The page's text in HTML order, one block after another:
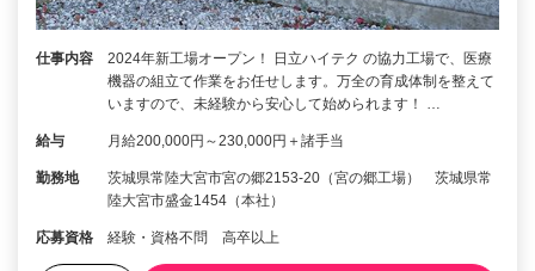
仕事内容
2024年新工場オープン！ 日立ハイテク の協力工場で、医療
機器の組立て作業をお任せします。万全の育成体制を整えて
いますので、未経験から安心して始められます！ …
給与 月給200,000円～230,000円＋諸手当
勤務地
茨城県常陸大宮市宮の郷2153-20（宮の郷工場） 茨城県常
陸大宮市盛金1454（本社）
応募資格 経験・資格不問 高卒以上